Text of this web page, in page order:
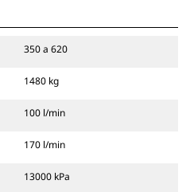
350 a 620
1480 kg
100 l/min
170 l/min
13000 kPa